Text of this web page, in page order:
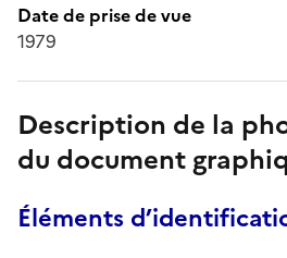
Date de prise de vue
1979
Description de la
du document
Éléments